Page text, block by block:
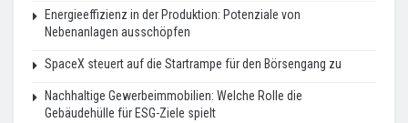
Energieeffizienz in der Produktion: Potenziale von
Nebenanlagen ausschöpfen
SpaceX steuert auf die Startrampe für den Börsengang zu
Nachhaltige Gewerbeimmobilien: Welche Rolle die
Gebäudehülle für ESG-Ziele spielt